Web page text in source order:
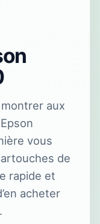
aux
vous
de
rapide et
acheter